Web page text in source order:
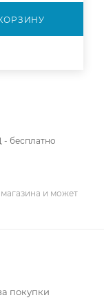
бесплатно
и может
покупки